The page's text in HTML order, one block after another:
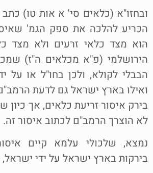
ובחזו"א (כלאים סי' א אות טו)
הכריע להלכה את ספק הגמ'
הוא מצד כלאי זרעים ולא מצד
הירושלמי (פ"א מכלאים ה"ז)
הבבלי לקולא, ולכן בחו"ל או על
ואילו בארץ ישראל גם לדעת
בירק איסור זריעת כלאים, אך
לא הוצרך הרמב"ם לכתוב איסור זה.
נמצא, שלכולי עלמא קיים
בירקות בארץ ישראל על ידי ישראל,